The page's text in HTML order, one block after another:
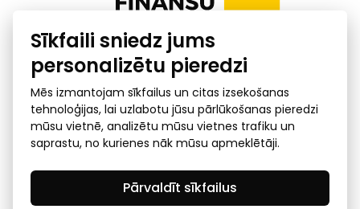
Uzņēmumu kredītspējas kalkulators
Ombuds
pieprasījums
Sīkfaili sniedz jums
personalizētu pieredzi
Mēs izmantojam sīkfailus un citas izsekošanas
tehnoloģijas, lai uzlabotu jūsu pārlūkošanas pieredzi
mūsu vietnē, analizētu mūsu vietnes trafiku un
saprastu, no kurienes nāk mūsu apmeklētāji.
Pārvaldīt sīkfailus